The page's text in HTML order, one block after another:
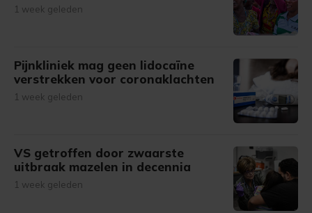
1 week geleden
Pijnkliniek mag geen lidocaïne
verstrekken voor coronaklachten
1 week geleden
VS getroffen door zwaarste
uitbraak mazelen in decennia
1 week geleden